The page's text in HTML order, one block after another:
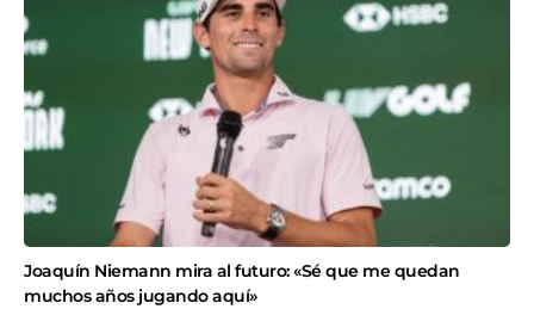
Joaquín Niemann mira al futuro: «Sé que me quedan
muchos años jugando aquí»